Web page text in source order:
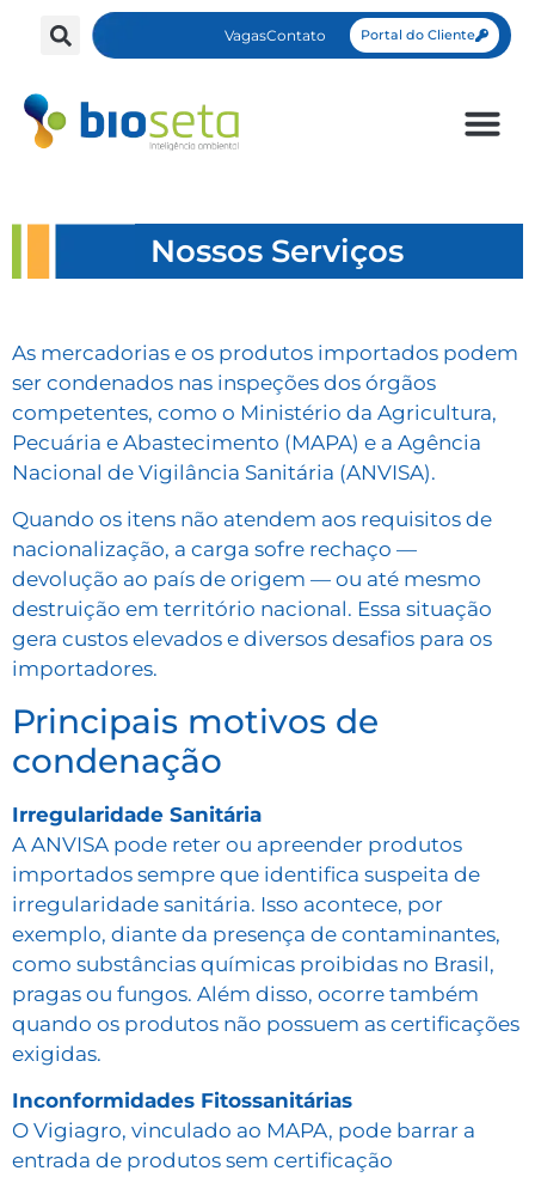
VagasContato Portal do Cliente
Nossos Serviços
As mercadorias e os produtos importados podem
ser condenados nas inspeções dos órgãos
competentes, como o Ministério da Agricultura,
Pecuária e Abastecimento (MAPA) e a Agência
Nacional de Vigilância Sanitária (ANVISA).
Quando os itens não atendem aos requisitos de
nacionalização, a carga sofre rechaço —
devolução ao país de origem — ou até mesmo
destruição em território nacional. Essa situação
gera custos elevados e diversos desafios para os
importadores.
Principais motivos de
condenação
Irregularidade Sanitária
A ANVISA pode reter ou apreender produtos
importados sempre que identifica suspeita de
irregularidade sanitária. Isso acontece, por
exemplo, diante da presença de contaminantes,
como substâncias químicas proibidas no Brasil,
pragas ou fungos. Além disso, ocorre também
quando os produtos não possuem as certificações
exigidas.
Inconformidades Fitossanitárias
O Vigiagro, vinculado ao MAPA, pode barrar a
entrada de produtos sem certificação